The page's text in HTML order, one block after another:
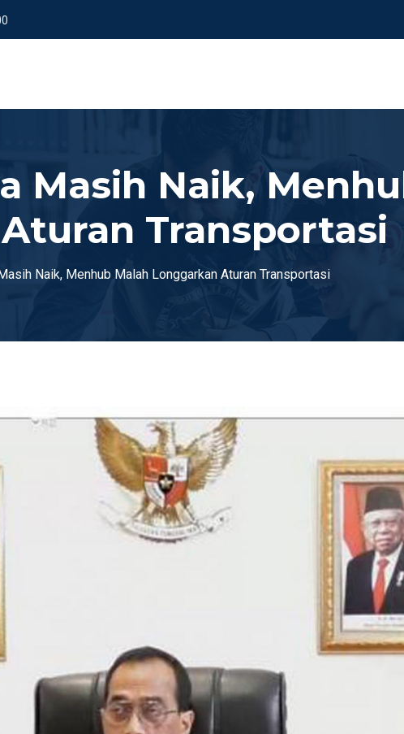
Masih Naik,
Transportasi
Naik, Menhub Malah Longgarkan Aturan Transportasi